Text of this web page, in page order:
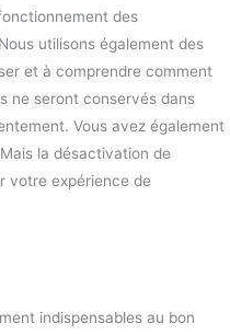
des
utilisons également des
et à comprendre comment
ne seront conservés dans
Vous avez également
la désactivation de
votre expérience de
indispensables au bon